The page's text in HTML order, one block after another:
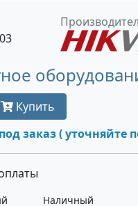
Купить
заказ ( уточняйте
Наличный